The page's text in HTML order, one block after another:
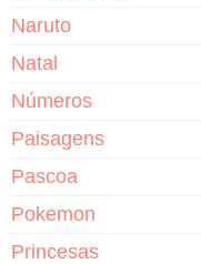
Naruto
Natal
Números
Paisagens
Pascoa
Pokemon
Princesas